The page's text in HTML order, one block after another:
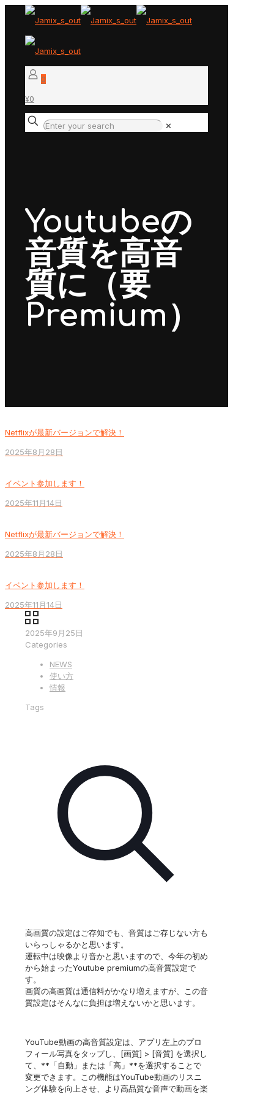
0
¥0
✕
Youtubeの
音質を高音
質に（要
Premium）
Netflixが最新バージョンで解決！
2025年8月28日
イベント参加します！
2025年11月14日
Netflixが最新バージョンで解決！
2025年8月28日
イベント参加します！
2025年11月14日
2025年9月25日
Categories
NEWS
使い方
情報
Tags
高画質の設定はご存知でも、音質はご存じない方も
いらっしゃるかと思います。
運転中は映像より音かと思いますので、今年の初め
から始まったYoutube premiumの高音質設定で
す。
画質の高画質は通信料がかなり増えますが、この音
質設定はそんなに負担は増えないかと思います。
YouTube動画の高音質設定は、アプリ左上のプロ
フィール写真をタップし、[画質] > [音質] を選択し
て、**「自動」または「高」**を選択することで
変更できます。この機能はYouTube動画のリスニ
ング体験を向上させ、より高品質な音声で動画を楽